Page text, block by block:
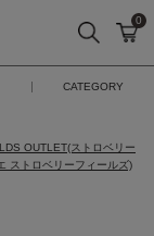
STRAWBERRY-FIELDS
検索 カ
0
CATEGORY
OUTLET(ストロベリー
ストロベリーフィールズ)